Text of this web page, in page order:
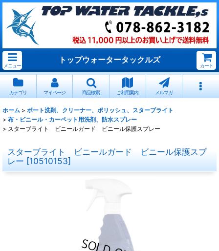
メニュー
トップウォータータックルズ
カート
カテゴリ マイページ 商品検索 ご利用案内 メルマガ
ホーム > ボート洗剤、クリーナー、ポリッシュ、スターブライト
> 布・ビニール・カーペット用洗剤、防水スプレー
> スターブライト ビニールガード ビニール保護スプレー
スターブライト ビニールガード ビニール保護スプ
レー [10510153]